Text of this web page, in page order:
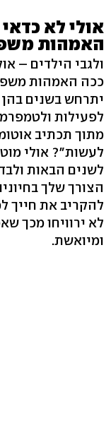
אולי לא
האמהות
ולגבי הילדים –
ככה האמהות
יתרחש בשנים בהן
לפעילות
מתוך תכתיב
לעשות"? אולי
לשנים הבאות
הצורך שלך
להקריב את חייך
לא ירוויחו מכך
ומיואשת.